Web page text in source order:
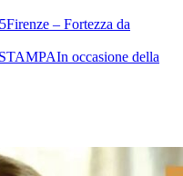
– Fortezza da
occasione della